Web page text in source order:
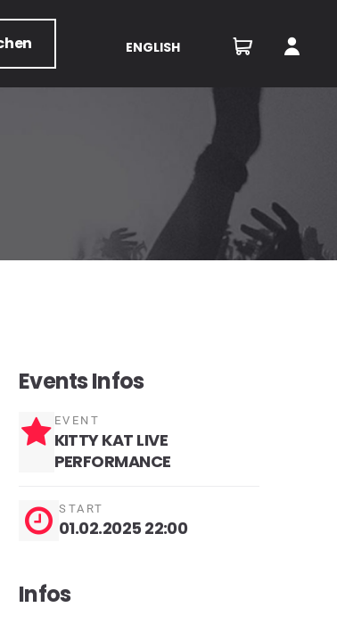
ENGLISH
Events Infos
EVENT
KITTY KAT LIVE
PERFORMANCE
START
01.02.2025 22:00
Infos